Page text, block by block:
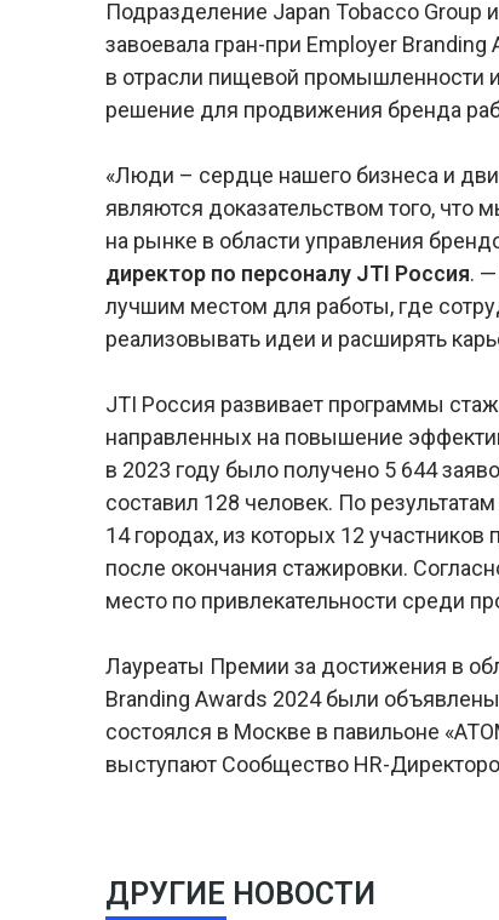
Подразделение Japan Tobacco Group
завоевала гран-при Employer
в отрасли пищевой промышленности
решение для продвижения бренда
«Люди – сердце нашего бизнеса и
являются доказательством того,
на рынке в области управления
директор по персоналу JTI Россия.
лучшим местом для работы, где
реализовывать идеи и расширять
JTI Россия развивает программы
направленных на повышение
в 2023 году было получено 5 644
составил 128 человек. По
14 городах, из которых 12
после окончания стажировки.
место по привлекательности среди
Лауреаты Премии за достижения в
Branding Awards 2024 были
состоялся в Москве в павильоне
выступают Сообщество HR-
ДРУГИЕ НОВОСТИ